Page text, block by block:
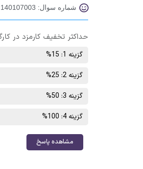
شماره سوال: 140107003
حداکثر تخفیف کارمزد در
گزینه 1: 15%
گزینه 2: 25%
گزینه 3: 50%
گزینه 4: 100%
مشاهده پاسخ